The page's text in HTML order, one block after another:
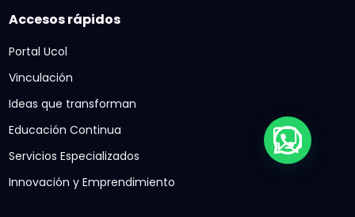
Accesos rápidos
Portal Ucol
Vinculación
Ideas que transforman
Educación Continua
Servicios Especializados
Innovación y Emprendimiento